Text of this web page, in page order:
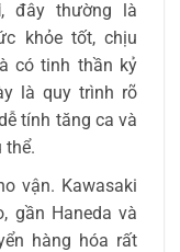
, đây thường là
khỏe tốt, chịu
có tinh thần kỷ
là quy trình rõ
tính tăng ca và
thể.
vận. Kawasaki
gần Haneda và
hàng hóa rất